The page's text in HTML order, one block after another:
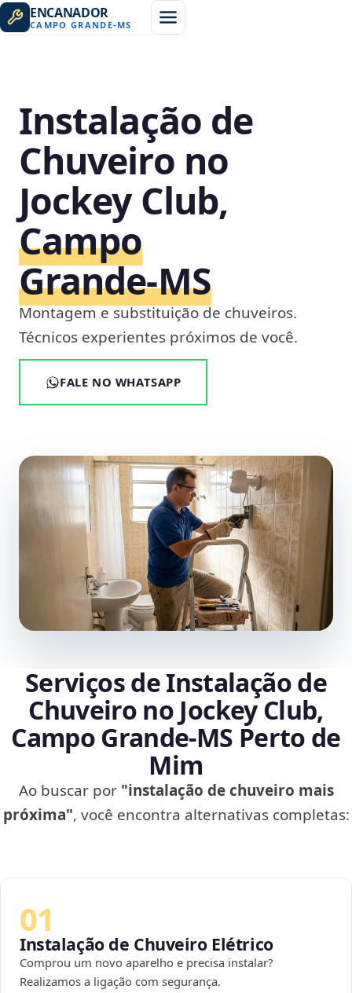
ENCANADOR
CAMPO GRANDE-MS
Instalação de
Chuveiro no
Jockey Club,
Campo
Grande‑MS
Montagem e substituição de chuveiros.
Técnicos experientes próximos de você.
FALE NO WHATSAPP
Serviços de Instalação de
Chuveiro no Jockey Club,
Campo Grande‑MS Perto de
Mim
Ao buscar por "instalação de chuveiro mais
próxima", você encontra alternativas completas:
01
Instalação de Chuveiro Elétrico
Comprou um novo aparelho e precisa instalar?
Realizamos a ligação com segurança.